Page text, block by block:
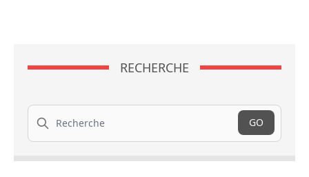
RECHERCHE
Recherche
GO